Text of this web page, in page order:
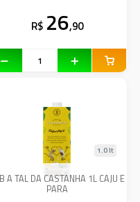
R$ 26,90
A TAL DA CASTANHA 1L CAJU E
PARA
1.0 lt